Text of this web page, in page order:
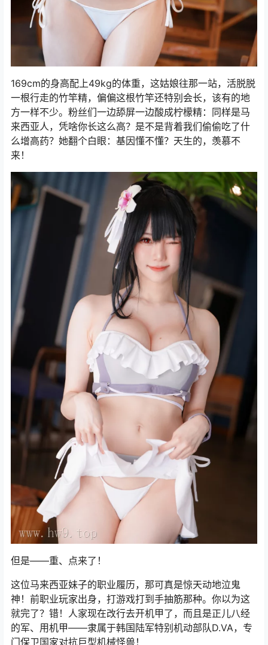
169cm的身高配上49kg的体重，这姑娘往那一站，活脱脱
一根行走的竹竿精，偏偏这根竹竿还特别会长，该有的地
方一样不少。粉丝们一边舔屏一边酸成柠檬精：同样是马
来西亚人，凭啥你长这么高？是不是背着我们偷偷吃了什
么增高药？她翻个白眼：基因懂不懂？天生的，羡慕不
来！
但是——重、点来了！
这位马来西亚妹子的职业履历，那可真是惊天动地泣鬼
神！前职业玩家出身，打游戏打到手抽筋那种。你以为这
就完了？错！人家现在改行去开机甲了，而且是正儿八经
的军、用机甲——隶属于韩国陆军特别机动部队D.VA，专
门保卫国家对抗巨型机械怪兽！